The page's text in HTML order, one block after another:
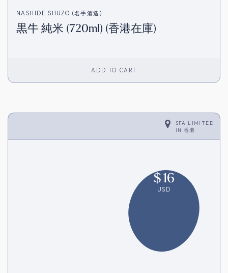
NASHIDE SHUZO (名手酒造)
黒牛 純米 (720ml) (香港在庫)
ADD TO CART
SFA LIMITED
IN 香港
$16
USD